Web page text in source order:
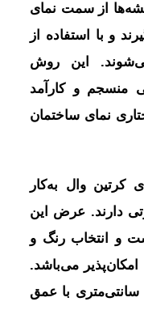
از سمت نمای
و با استفاده از
این روش
منسجم و کارآمد
نمای ساختمان
کرتین وال به‌کار
دارند. عرض این
است و انتخاب رنگ و
می‌باشد.
در این نمای خاص، درپوش‌های ۵ سانتی‌متری با عمق